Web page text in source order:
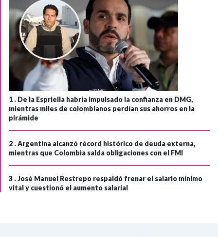
1 . De la Espriella habría impulsado la confianza en DMG,
mientras miles de colombianos perdían sus ahorros en la
pirámide
2 .Argentina alcanzó récord histórico de deuda externa,
mientras que Colombia salda obligaciones con el FMI
3 .José Manuel Restrepo respaldó frenar el salario mínimo
vital y cuestionó el aumento salarial